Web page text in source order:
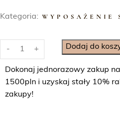
Kategoria: WYPOSAŻENIE
-
l
+ Dodaj do
Dokonaj jednorazowy zakup na
1500pln i uzyskaj stały 10%
zakupy!